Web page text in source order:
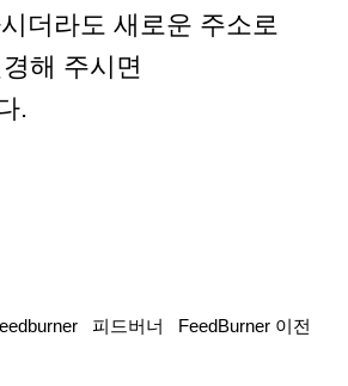
더라도 새로운 주소로
해 주시면
.
피드버너
FeedBurner 이전